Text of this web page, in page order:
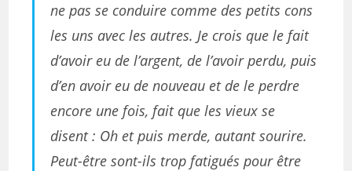
ne pas se conduire comme des petits cons
les uns avec les autres. Je crois que le fait
d’avoir eu de l’argent, de l’avoir perdu, puis
d’en avoir eu de nouveau et de le perdre
encore une fois, fait que les vieux se
disent : Oh et puis merde, autant sourire.
Peut-être sont-ils trop fatigués pour être